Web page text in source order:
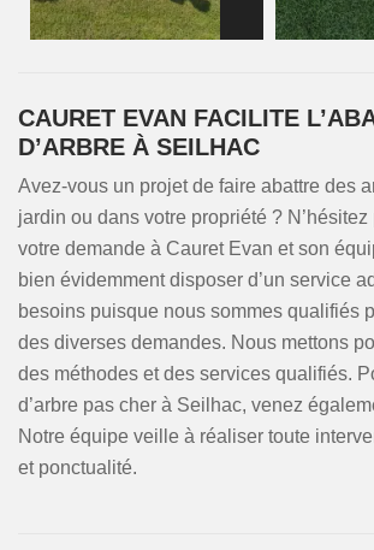
CAURET EVAN FACILITE
D’ARBRE À SEILHAC
Avez-vous un projet de faire abattre des
jardin ou dans votre propriété ?
votre demande à Cauret Evan et son
bien évidemment disposer d’un service
besoins puisque nous sommes qualifiés
des diverses demandes. Nous mettons
des méthodes et des services qualifiés.
d’arbre pas cher à Seilhac, venez
Notre équipe veille à réaliser toute
et ponctualité.